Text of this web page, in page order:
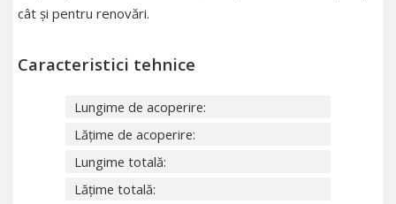
cât și pentru renovări.
Caracteristici tehnice
Lungime de acoperire:
Lățime de acoperire:
Lungime totală:
Lățime totală: